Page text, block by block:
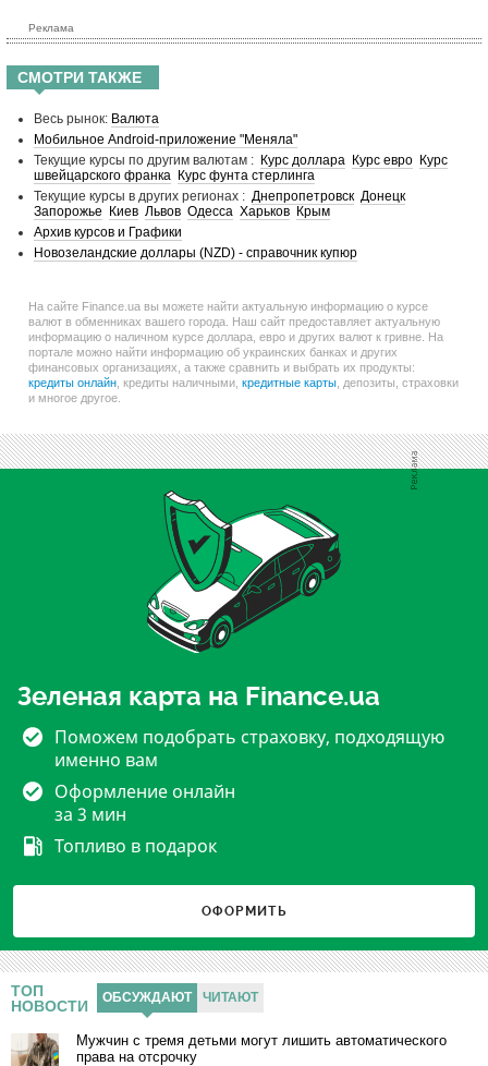
Реклама
СМОТРИ ТАКЖЕ
Весь рынок: Валюта
Мобильное Android-приложение "Меняла"
Текущие курсы по другим валютам : Курс доллара Курс евро Курс
швейцарского франка Курс фунта стерлинга
Текущие курсы в других регионах : Днепропетровск Донецк
Запорожье
Киев Львов Одесса Харьков Крым
Архив курсов и Графики
Новозеландские доллары (NZD) - справочник купюр
На сайте Finance.ua вы можете найти актуальную информацию о курсе
валют в обменниках вашего города. Наш сайт предоставляет актуальную
информацию о наличном курсе доллара, евро и других валют к гривне. На
портале можно найти информацию об украинских банках и других
финансовых организациях, а также сравнить и выбрать их продукты:
кредиты онлайн , кредиты наличными, кредитные карты , депозиты, страховки
и многое другое.
Зеленая карта на Finance.ua
Поможем подобрать страховку, подходящую
именно вам
Оформление онлайн
за 3 мин
Топливо в подарок
ОФОРМИТЬ
ТОП
НОВОСТИ
ОБСУЖДАЮТ ЧИТАЮТ
Мужчин с тремя детьми могут лишить автоматического
права на отсрочку